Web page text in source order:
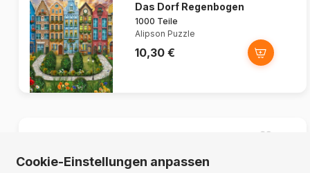
Das Dorf Regenbogen
1000 Teile
Alipson Puzzle
10,30 €
1000 Teile
Cookie-Einstellungen anpassen